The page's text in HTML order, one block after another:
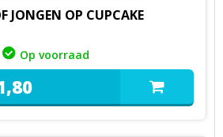
JONGEN OP CUPCAKE
Op voorraad
80